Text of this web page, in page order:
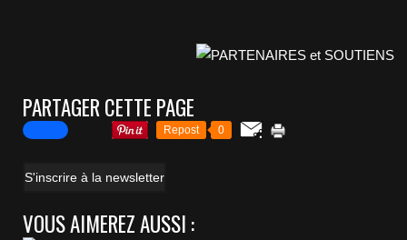
PARTAGER CETTE PAGE
Repost 0
S'inscrire à la newsletter
VOUS AIMEREZ AUSSI :